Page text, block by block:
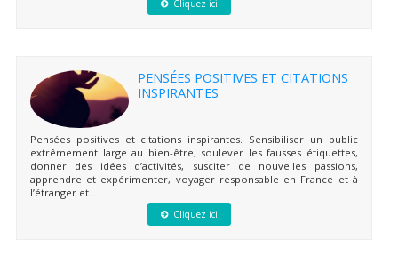
Cliquez ici
PENSÉES POSITIVES ET CITATIONS
INSPIRANTES
Pensées positives et citations inspirantes. Sensibiliser un public
extrêmement large au bien-être, soulever les fausses étiquettes,
donner des idées d’activités, susciter de nouvelles passions,
apprendre et expérimenter, voyager responsable en France et à
l’étranger et...
Cliquez ici